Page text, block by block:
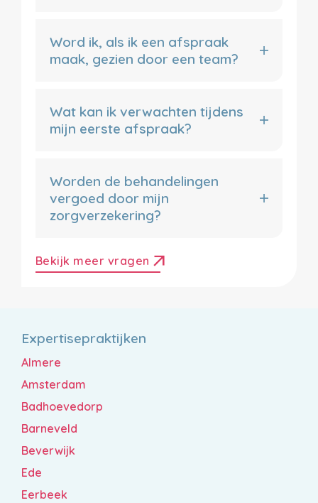
Word ik, als ik een afspraak
maak, gezien door een team?
Wat kan ik verwachten tijdens
mijn eerste afspraak?
Worden de behandelingen
vergoed door mijn
zorgverzekering?
Bekijk meer vragen arrow_outward
Expertisepraktijken
Almere
Amsterdam
Badhoevedorp
Barneveld
Beverwijk
Ede
Eerbeek